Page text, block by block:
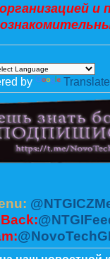
by Translate